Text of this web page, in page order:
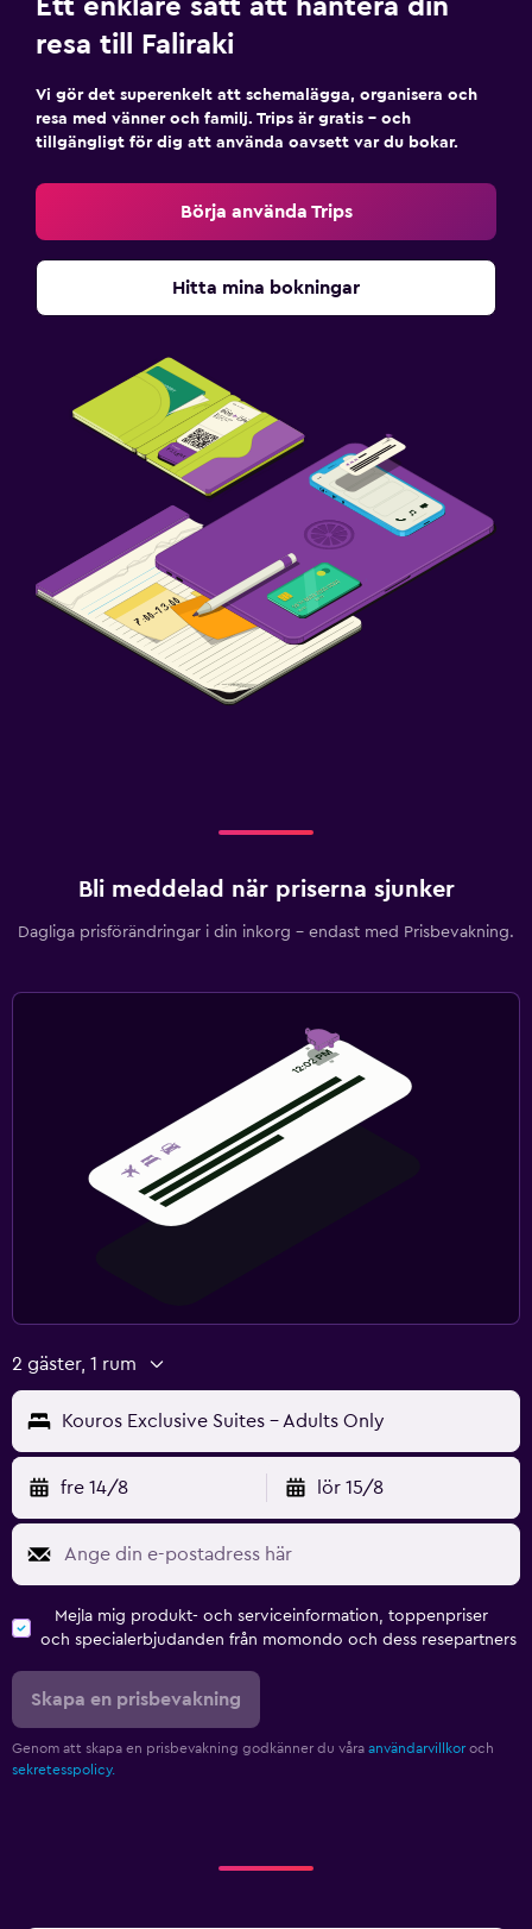
Utomhus
Utomhus matplats
Terrass/uteplats
Strykservice
Tvätt-/kemtvättsservice
Byxpress
Strykjärn och strykbräda
Dietspecifika menyer (vid begäran)
Kafeteria
Media och underhållning
Flat-screen TV
Kabel- eller satellit-TV
TV
Sovrum
Kudde med fjäderstoppning
Uttag nära sängen
Bäddsoffa
Garderob eller klädkammare
Hälsa och säkerhet
Daglig städning
Övervakningskameror i gemensamma utrymmen
Övervakningskameror utanför boendet
Ett enklare sätt att hantera din
resa till Faliraki
Vi gör det superenkelt att schemalägga, organisera och
resa med vänner och familj. Trips är gratis – och
tillgängligt för dig att använda oavsett var du bokar.
Börja använda Trips
Hitta mina bokningar
Bli meddelad när priserna sjunker
Dagliga prisförändringar i din inkorg – endast med Prisbevakning.
2 gäster, 1 rum
Kouros Exclusive Suites - Adults Only
fre 14/8 lör 15/8
Mejla mig produkt- och serviceinformation, toppenpriser
och specialerbjudanden från momondo och dess resepartners
Skapa en prisbevakning
Genom att skapa en prisbevakning godkänner du våra användarvillkor och
sekretesspolicy.